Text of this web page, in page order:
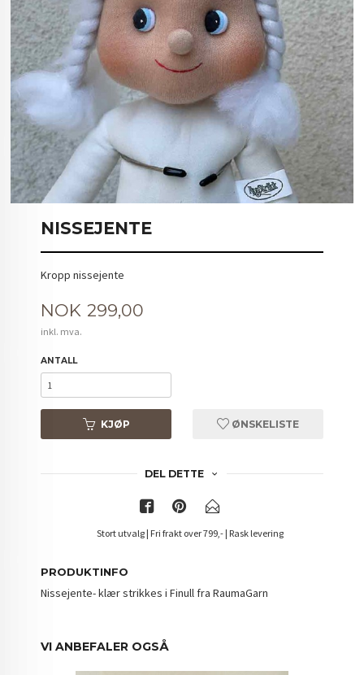
NISSEJENTE
Kropp nissejente
Pris
NOK 299,00
inkl. mva.
ANTALL
KJØP ØNSKELISTE
DEL DETTE
Stort utvalg | Fri frakt over 799,- | Rask levering
PRODUKTINFO
Nissejente- klær strikkes i Finull fra RaumaGarn
VI ANBEFALER OGSÅ